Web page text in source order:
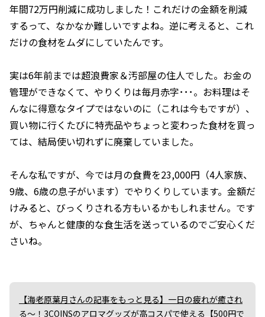
年間72万円削減に成功しました！これだけの金額を削減
するって、なかなか難しいですよね。逆に考えると、これ
だけの食材をムダにしていたんです。
実は6年前までは超浪費家＆汚部屋の住人でした。お金の
管理ができなくて、やりくりは毎月赤字･･･。お料理はそ
んなに得意なタイプではないのに（これは今もですが）、
買い物に行くたびに特売品やちょっと変わった食材を買っ
ては、結局使い切れずに廃棄していました。
そんな私ですが、今では月の食費を23,000円（4人家族、
9歳、6歳の息子がいます）でやりくりしています。金額だ
けみると、びっくりされる方もいるかもしれません。です
が、ちゃんと健康的な食生活を送っているのでご安心くだ
さいね。
【海老原葉月さんの記事をもっと見る】一日の疲れが癒され
る～！3COINSのアロマグッズが高コスパで使える【500円で